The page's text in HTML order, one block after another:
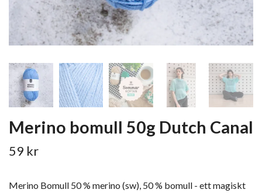
Merino bomull 50g Dutch Canal
59 kr
Merino Bomull 50 % merino (sw), 50 % bomull - ett magiskt